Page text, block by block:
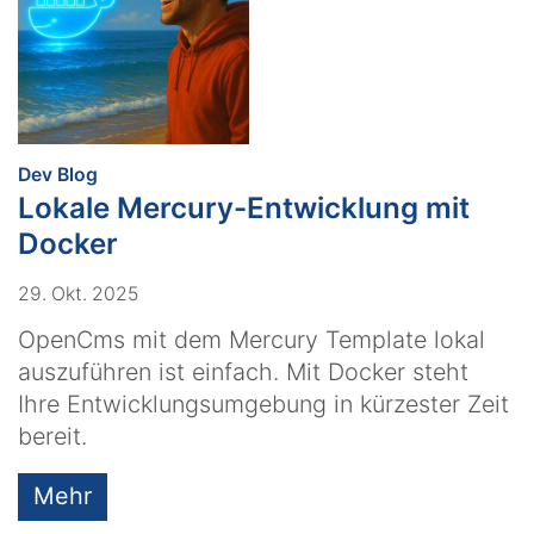
Dev Blog
Lokale Mercury-Entwicklung mit
Docker
29. Okt. 2025
OpenCms mit dem Mercury Template lokal
auszuführen ist einfach. Mit Docker steht
Ihre Entwicklungsumgebung in kürzester Zeit
bereit.
Mehr